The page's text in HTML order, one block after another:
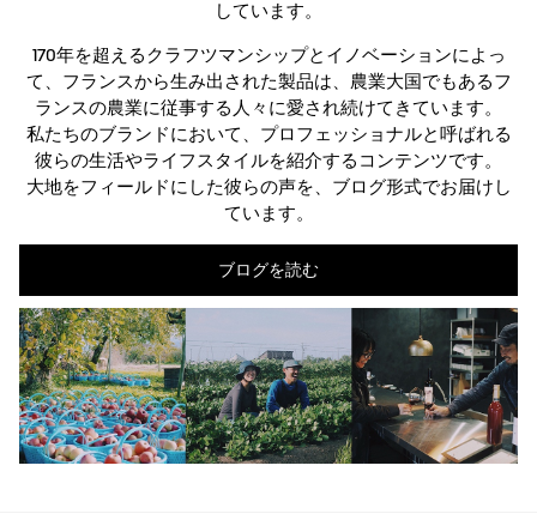
しています。
170年を超えるクラフツマンシップとイノベーションによっ
て、フランスから生み出された製品は、農業大国でもあるフ
ランスの農業に従事する人々に愛され続けてきています。
私たちのブランドにおいて、プロフェッショナルと呼ばれる
彼らの生活やライフスタイルを紹介するコンテンツです。
大地をフィールドにした彼らの声を、ブログ形式でお届けし
ています。
ブログを読む